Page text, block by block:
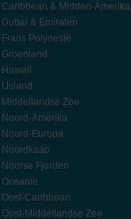
Caribbean & Midden-Amerika
Dubai & Emiraten
Frans Polynesië
Groenland
Hawaii
IJsland
Middellandse Zee
Noord-Amerika
Noord-Europa
Noordkaap
Noorse Fjorden
Oceanie
Oost-Caribbean
Oost-Middellandse Zee